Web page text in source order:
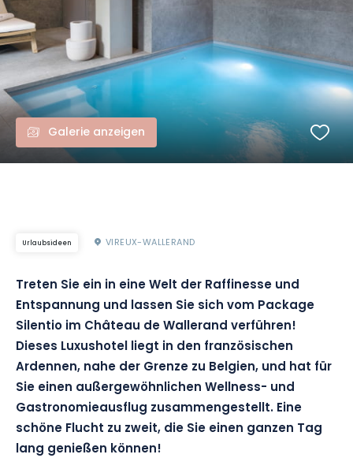
Galerie anzeigen
Urlaubsideen VIREUX-WALLERAND
Treten Sie ein in eine Welt der Raffinesse und
Entspannung und lassen Sie sich vom Package
Silentio im Château de Wallerand verführen!
Dieses Luxushotel liegt in den französischen
Ardennen, nahe der Grenze zu Belgien, und hat für
Sie einen außergewöhnlichen Wellness- und
Gastronomieausflug zusammengestellt. Eine
schöne Flucht zu zweit, die Sie einen ganzen Tag
lang genießen können!